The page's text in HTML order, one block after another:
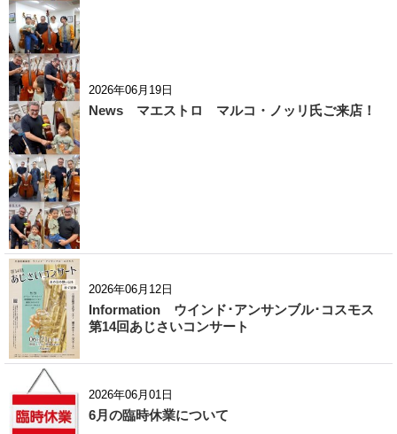
2026年06月19日
News マエストロ マルコ・ノッリ氏ご来店！
2026年06月12日
Information ウインド･アンサンブル･コスモス
第14回あじさいコンサート
2026年06月01日
6月の臨時休業について